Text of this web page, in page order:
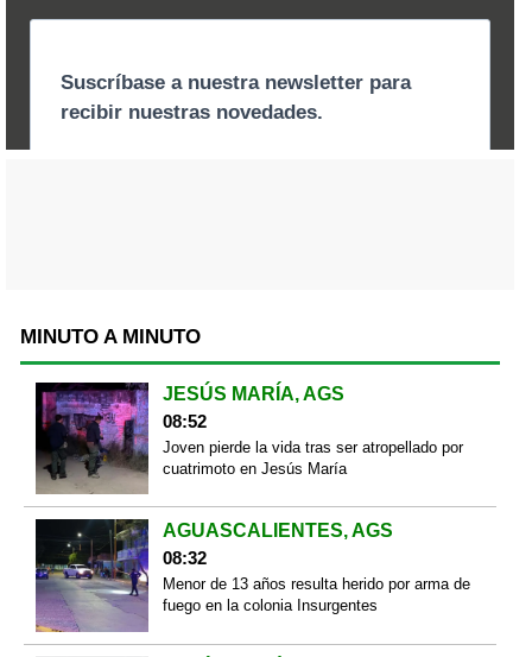
MINUTO A MINUTO
JESÚS MARÍA, AGS
08:52
Joven pierde la vida tras ser atropellado por
cuatrimoto en Jesús María
AGUASCALIENTES, AGS
08:32
Menor de 13 años resulta herido por arma de
fuego en la colonia Insurgentes